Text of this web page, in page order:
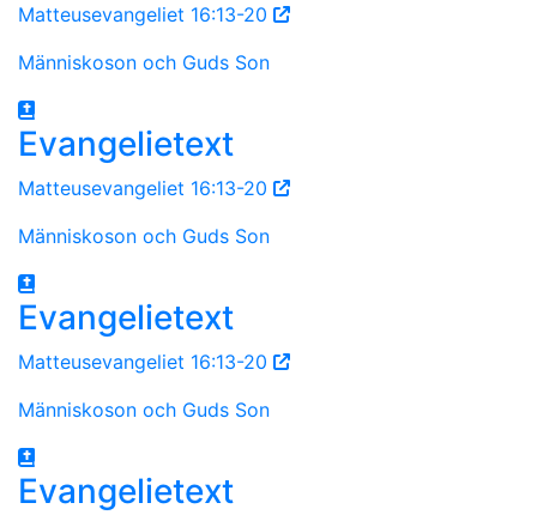
Matteusevangeliet 16:13-20
Människoson och Guds Son
Evangelietext
Matteusevangeliet 16:13-20
Människoson och Guds Son
Evangelietext
Matteusevangeliet 16:13-20
Människoson och Guds Son
Evangelietext